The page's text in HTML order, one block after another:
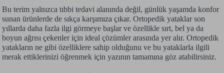
Bu terim yalnızca tıbbi tedavi alanında değil, günlük yaşamda konfor
sunan ürünlerde de sıkça karşımıza çıkar. Ortopedik yataklar son
yıllarda daha fazla ilgi görmeye başlar ve özellikle sırt, bel ya da
boyun ağrısı çekenler için ideal çözümler arasında yer alır. Ortopedik
yatakların ne gibi özelliklere sahip olduğunu ve bu yataklarla ilgili
merak ettiklerinizi öğrenmek için yazının tamamına göz atabilirsiniz.